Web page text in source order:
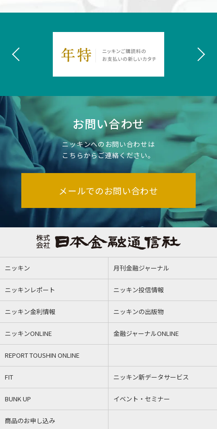
お問い合わせ
ニッキンへのお問い合わせは
こちらからご連絡ください。
メールでのお問い合わせ
ニッキン 月刊金融ジャーナル
ニッキンレポート ニッキン投信情報
ニッキン金利情報 ニッキンの出版物
ニッキンONLINE 金融ジャーナルONLINE
REPORT TOUSHIN ONLINE
FIT ニッキン新データサービス
BUNK UP イベント・セミナー
商品のお申し込み